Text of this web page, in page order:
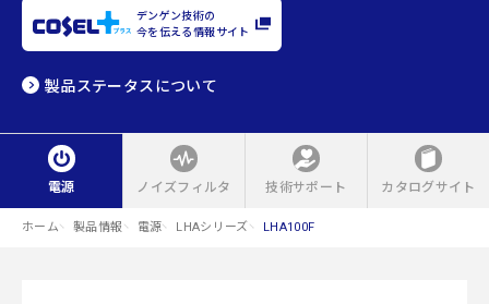
デンゲン技術の
今を伝える情報サイト
製品ステータスについて
電源 ノイズフィルタ 技術サポート カタログサイト
ホーム 製品情報 電源 LHAシリーズ LHA100F